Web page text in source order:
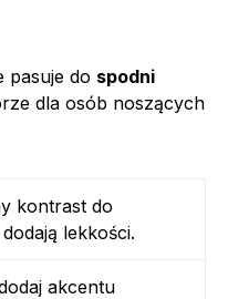
pasuje do spodni
dla osób noszących
kontrast do
lekkości.
akcentu